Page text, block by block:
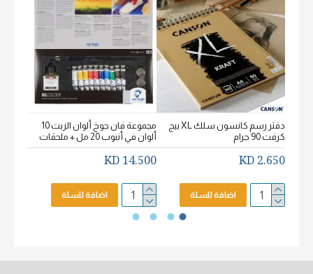
دفتر رسم كانسون سلك XL بيج
كرفت 90 جرام
2.650 KD
اضافة للسلة
مجموعة فان جوخ ألوان الزيت 10
ألوان في أنبوب 20 مل + ملحقات
14.500 KD
اضافة للسلة